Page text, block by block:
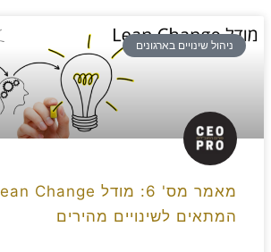
ניהול שינויים בארגונים
המתאים לשינויים מהירים